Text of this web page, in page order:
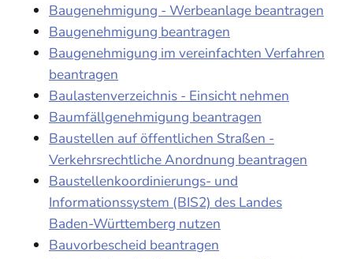
Baugenehmigung - Werbeanlage beantragen
Baugenehmigung beantragen
Baugenehmigung im vereinfachten Verfahren
beantragen
Baulastenverzeichnis - Einsicht nehmen
Baumfällgenehmigung beantragen
Baustellen auf öffentlichen Straßen -
Verkehrsrechtliche Anordnung beantragen
Baustellenkoordinierungs- und
Informationssystem (BIS2) des Landes
Baden-Württemberg nutzen
Bauvorbescheid beantragen